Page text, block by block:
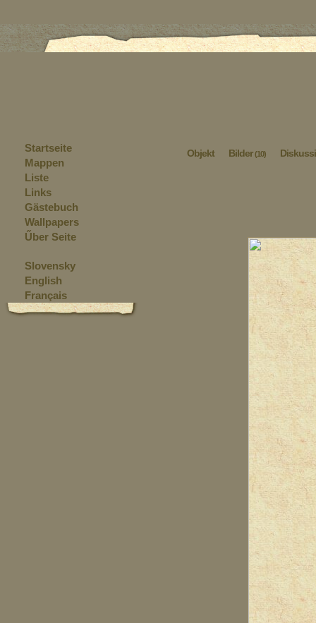
Objekt Bilder(10)
Startseite
Mappen
Liste
Links
Gästebuch
Wallpapers
Űber Seite
Slovensky
English
Français